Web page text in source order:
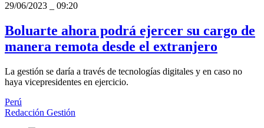
29/06/2023
09:20
Boluarte ahora podrá ejercer su cargo de
manera remota desde el extranjero
La gestión se daría a través de tecnologías digitales y en caso no
haya vicepresidentes en ejercicio.
Perú
Redacción Gestión